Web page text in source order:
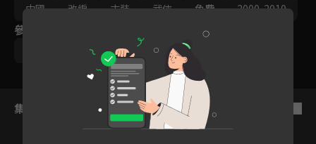
中國
改編 古裝 武俠 免費 2000-2010
參與演員
安以軒 劉競
集數列表